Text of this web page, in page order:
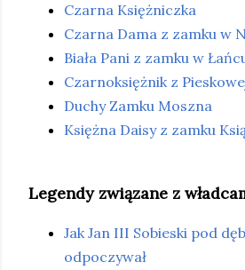
Czarna Księżniczka
Czarna Dama z zamku w
Biała Pani z zamku w
Czarnoksiężnik z
Duchy Zamku Moszna
Księżna Daisy z zamku
Legendy związane z
Jak Jan III Sobieski pod
odpoczywał